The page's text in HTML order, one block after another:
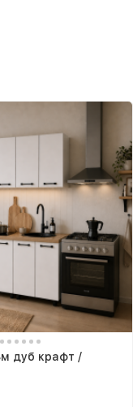
дуб крафт /